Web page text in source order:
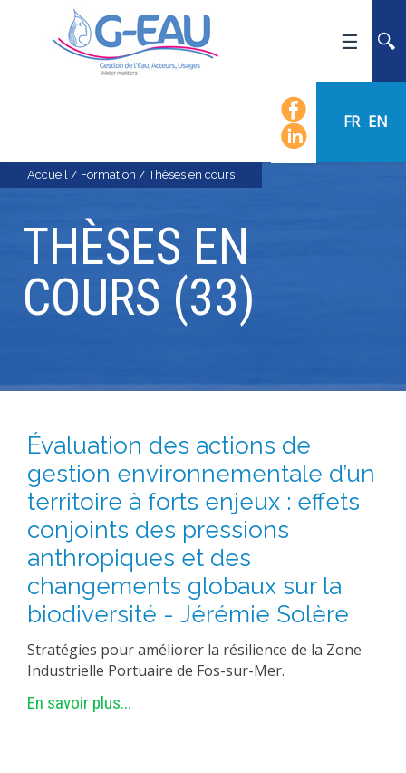
FR EN
ACTUALITÉS
CALENDRIER DES ÉVÈNEMENTS
ORGANIGRAMME
LISTE DU PERSONNEL
LES DOMAINES SCIENTIFIQUES
IMPLANTATIONS GÉOGRAPHIQUES
PROJETS TERMINÉS
NOS RÉSEAUX SCIENTIFIQUES ET TECHNIQUES
SÉMINAIRES RÉGULIERS
FORMATION
INGÉNIEUR
Accueil / Formation /Thèses en cours
THÈSES EN
COURS (33)
Évaluation des actions de
gestion environnementale d’un
territoire à forts enjeux : effets
conjoints des pressions
anthropiques et des
changements globaux sur la
biodiversité - Jérémie Solère
Stratégies pour améliorer la résilience de la Zone
Industrielle Portuaire de Fos-sur-Mer.
En savoir plus...